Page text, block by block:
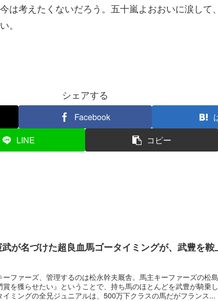
は考えたくないだろう。五十嵐よおおいに涙して
。
シェアする
Facebook
LINE
コピー
が名づけた超良血馬ゴータイミングが、武豊を
ーファーズ、管理するのは松永幹夫厩舎。馬主キーファーズの松
賞を獲らせたい』ということで、持ち馬のほとんどを武豊が騎乗
イミングの全兄ジュニアルは、500万下クラスの馬だがフランス...